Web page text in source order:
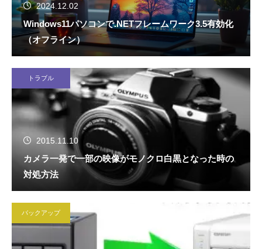
2024.12.02
Windows11パソコンで.NETフレームワーク3.5有効化
（オフライン）
トラブル
2015.11.10
カメラ一発で一部の映像がモノクロ白黒となった時の
対処方法
バックアップ